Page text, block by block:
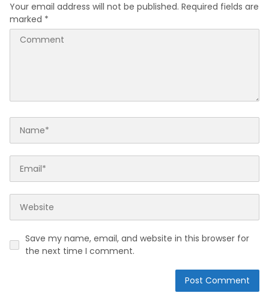
Your email address will not be published. Required fields are
marked *
Save my name, email, and website in this browser for
the next time I comment.